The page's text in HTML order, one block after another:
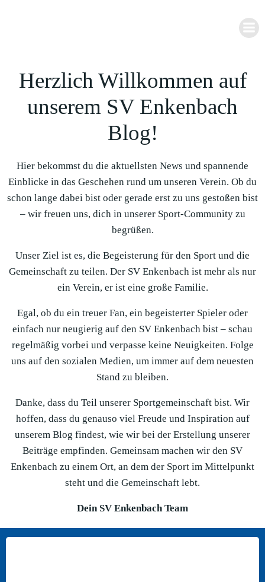
Herzlich Willkommen auf
unserem SV Enkenbach
Blog!
Hier bekommst du die aktuellsten News und spannende
Einblicke in das Geschehen rund um unseren Verein. Ob du
schon lange dabei bist oder gerade erst zu uns gestoßen bist
– wir freuen uns, dich in unserer Sport-Community zu
begrüßen.
Unser Ziel ist es, die Begeisterung für den Sport und die
Gemeinschaft zu teilen. Der SV Enkenbach ist mehr als nur
ein Verein, er ist eine große Familie.
Egal, ob du ein treuer Fan, ein begeisterter Spieler oder
einfach nur neugierig auf den SV Enkenbach bist – schau
regelmäßig vorbei und verpasse keine Neuigkeiten. Folge
uns auf den sozialen Medien, um immer auf dem neuesten
Stand zu bleiben.
Danke, dass du Teil unserer Sportgemeinschaft bist. Wir
hoffen, dass du genauso viel Freude und Inspiration auf
unserem Blog findest, wie wir bei der Erstellung unserer
Beiträge empfinden. Gemeinsam machen wir den SV
Enkenbach zu einem Ort, an dem der Sport im Mittelpunkt
steht und die Gemeinschaft lebt.
Dein SV Enkenbach Team